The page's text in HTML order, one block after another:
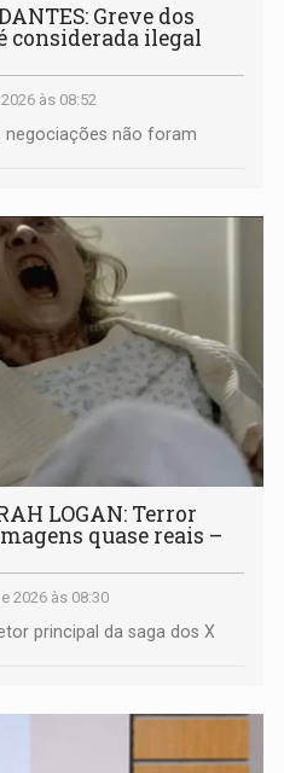
Greve dos
considerada ilegal
às 08:52
negociações não foram
LOGAN: Terror
quase reais –
2026 às 08:30
principal da saga dos X